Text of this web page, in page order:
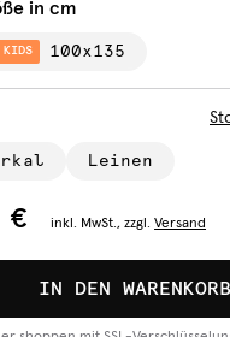
in cm
KIDS 100x135
Leinen
€ inkl. MwSt., zzgl. Versand
IN DEN WARENKORB